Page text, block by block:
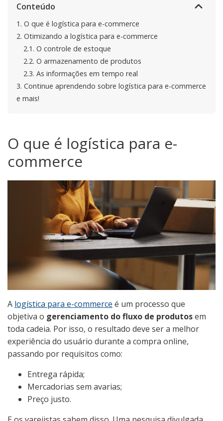
Conteúdo
1. O que é logística para e-commerce
2. Otimizando a logística para e-commerce
2.1. O controle de estoque
2.2. O armazenamento de produtos
2.3. As informações em tempo real
3. Continue aprendendo sobre logística para e-commerce
e mais!
O que é logística para e-
commerce
A logística para e-commerce é um processo que
objetiva o gerenciamento do fluxo de produtosem
toda cadeia. Por isso, o resultado deve ser a melhor
experiência do usuário durante a compra online,
passando por requisitos como:
Entrega rápida;
Mercadorias sem avarias;
Preço justo.